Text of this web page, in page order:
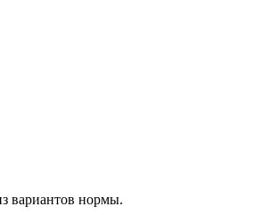
вариантов нормы.